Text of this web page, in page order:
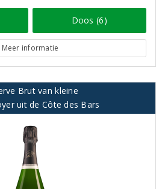
Doos (6)
Meer informatie
Brut van kleine
uit de Côte des Bars